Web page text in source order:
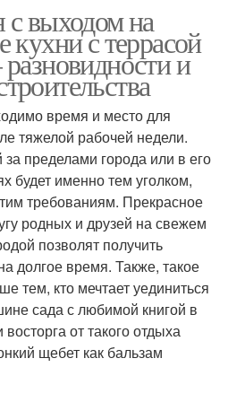
с выходом на
кухни с террасой
и
время и место для
тяжелой рабочей недели.
пределами города или в его
будет именно тем уголком,
требованиям. Прекрасное
родных и друзей на свежем
позволят получить
долгое время. Также, такое
тем, кто мечтает уединиться
сада с любимой книгой в
от такого отдыха
щебет как бальзам